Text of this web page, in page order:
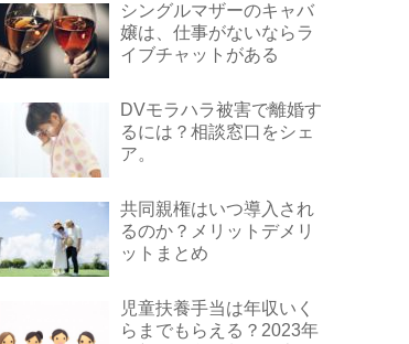
シングルマザーのキャバ
嬢は、仕事がないならラ
イブチャットがある
DVモラハラ被害で離婚す
るには？相談窓口をシェ
ア。
共同親権はいつ導入され
るのか？メリットデメリ
ットまとめ
児童扶養手当は年収いく
らまでもらえる？2023年